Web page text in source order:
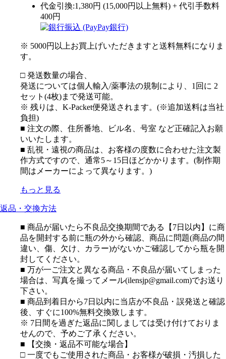
代金引換:1,380円 (15,000円以上無料) + 代引手数料
400円
※ 5000円以上お買上げいただきますと送料無料になりま
す。
□ 発送数量の場合、
発送については個人輸入/薬事法の規制により、1回に 2
セット(4枚)まで発送可能。
※ 残りは、K-Packet便発送されます。(※追加送料は当社
負担)
■ 注文の際、住所番地、ビル名、号室 など正確記入お願
いいたします。
■ 乱視・遠視の商品は、お客様の度数に合わせた注文製
作方式ですので、通常5～15日ほどかかります。(制作期
間はメーカーによって異なります。)
もっと見る
返品・交換方法
■ 商品が届いたら不良品交換期間である【7日以内】に商
品を開封する前に瓶の外から確認、商品に問題(商品の間
違い、傷、欠け、カラー)がないかご確認してから瓶を開
封してください。
■ 万が一ご注文と異なる商品・不良品が届いてしまった
場合は、写真を撮ってメール(ilensjp@gmail.com)でお送り
下さい。
■ 商品到着日から7日以内に当店が不良品・誤発送と確認
後、すぐに100%無料交換致します。
※ 7日間を過ぎた返品に関しましては受け付けておりま
せんので、予めご了承ください。
■ 【交換・返品不可能な場合】
□ 一度でもご使用された商品・お客様が破損・汚損した